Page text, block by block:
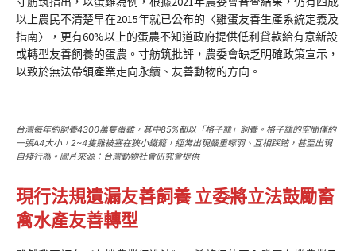
以上農民不清楚早在2015年就已公布的〈雞蛋友善生產系統定義及
指南〉，更有60%以上的蛋農不知道政府提供低利貸款給有意新設
或轉型友善飼養的蛋農。寸舫筑批評，農委會缺乏明確政策宣示，
以致於無法帶領產業走向永續、友善動物的方向。
台灣每年約飼養4300萬隻蛋雞，其中85%都以「格子籠」飼養。格子籠的空間僅約
一張A4大小，2~4隻雞被塞在狹小鐵籠，經常出現嚴重啄羽、互相踩踏，甚至出現
自殘行為。圖片來源：台灣動物社會研究會提供
現行法規遺漏友善飼養 立委將立法鼓勵畜
禽水產友善轉型